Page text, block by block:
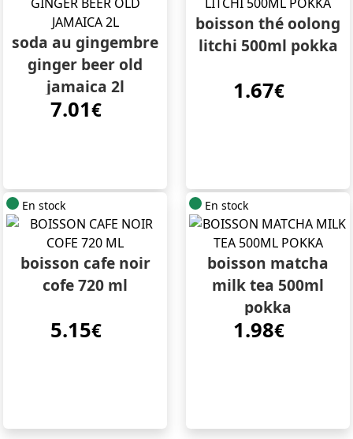
soda au gingembre
ginger beer old
jamaica 2l
7.01€
boisson thé oolong
litchi 500ml pokka
1.67€
En stock
boisson cafe noir
cofe 720 ml
5.15€
En stock
boisson matcha
milk tea 500ml
pokka
1.98€